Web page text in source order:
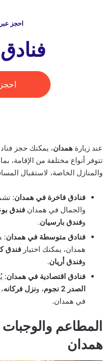
احجز
عند زيارة همدان، يمكنك حجز
تتوفر أنواع مختلفة من الإقامة،
والمنازل الخاصة، لاستقبال
فنادق فاخرة في همدان:
والجمال في همدان فندق بوعلي
وفندق بارسيان.
فنادق متوسطة في همدان
همدان، يمكنك اختيار فندق
وفندق أريان.
فنادق اقتصادية في همدان:
الصدر 2 نجوم
، ونزل فركانه
في همدان.
المطاعم
همدان